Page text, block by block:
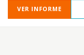
VER INFORME